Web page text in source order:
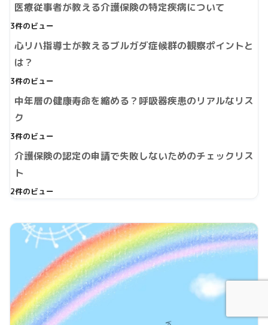
医療従事者が教える介護保険の特定疾病について
3件のビュー
心リハ指導士が教えるブルガダ症候群の観察ポイントと
は？
3件のビュー
中年層の健康寿命を縮める？呼吸器疾患のリアルなリス
ク
3件のビュー
介護保険の認定の申請で失敗しないためのチェックリス
ト
2件のビュー